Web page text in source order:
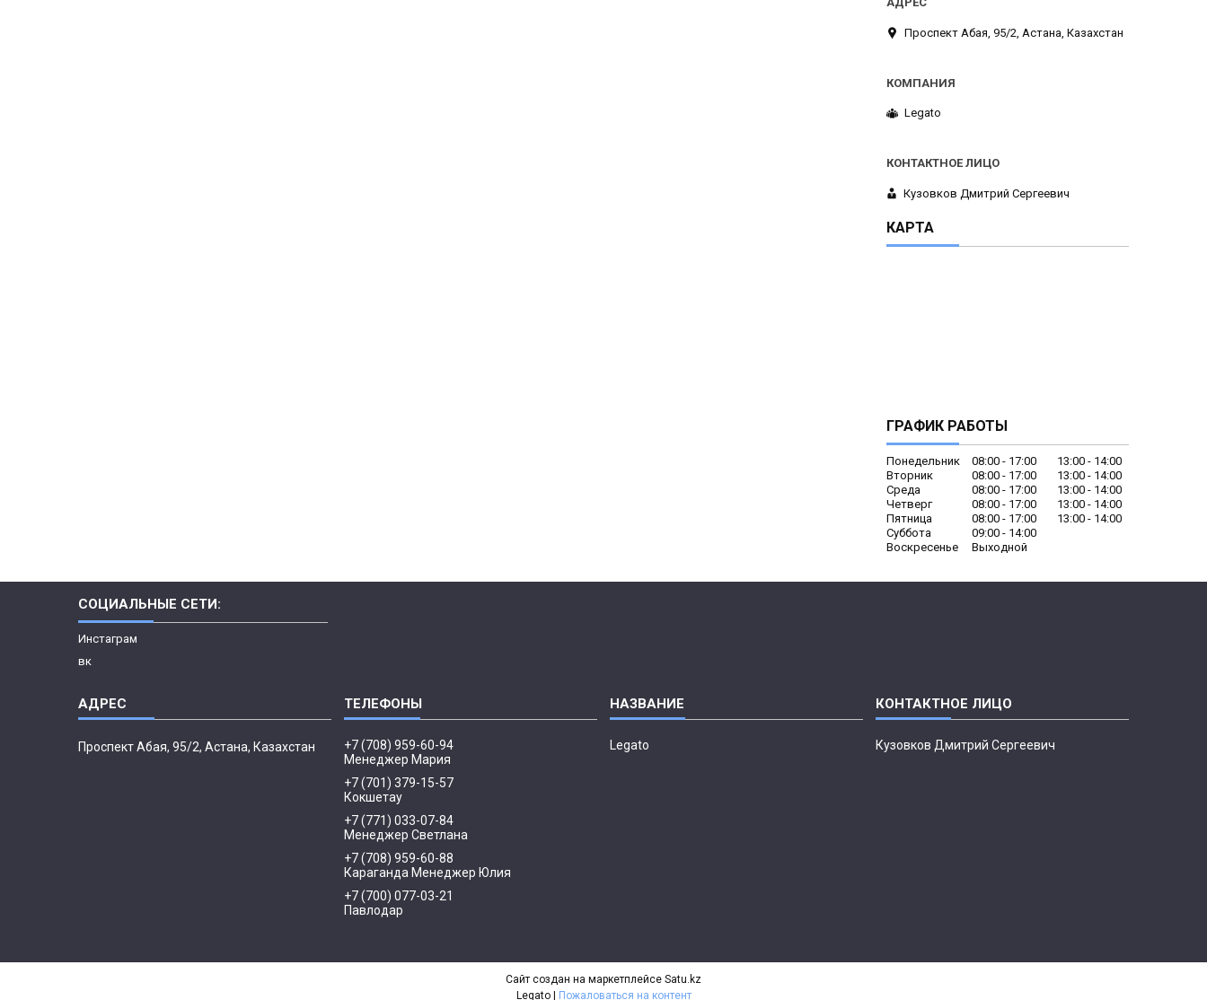
​Проспект Абая, 95/2, Астана, Казахстан
Legato
Кузовков Дмитрий Сергеевич
КАРТА
ГРАФИК РАБОТЫ
Понедельник 08:00 17:00 13:00
14:00
Вторник
08:00 17:00 13:00
14:00
Среда
08:00 17:00 13:00
14:00
Четверг
08:00 17:00 13:00
14:00
Пятница
08:00 17:00 13:00
14:00
Суббота
09:00
14:00
Воскресенье
Выходной
СОЦИАЛЬНЫЕ СЕТИ:
Инстаграм
вк
​Проспект Абая, 95/2, Астана, Казахстан
+7 (708) 959-60-94
Менеджер Мария
+7 (701) 379-15-57
Кокшетау
+7 (771) 033-07-84
Менеджер Светлана
+7 (708) 959-60-88
Караганда Менеджер Юлия
+7 (700) 077-03-21
Павлодар
Legato Кузовков Дмитрий Сергеевич
Сайт создан на маркетплейсе Satu.kz
Пожаловаться на контент